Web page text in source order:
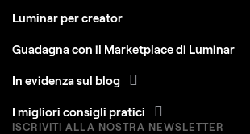
Luminar per creator
Guadagna con il Marketplace di Luminar
In evidenza sul blog
I migliori consigli pratici
ISCRIVITI ALLA NOSTRA NEWSLETTER